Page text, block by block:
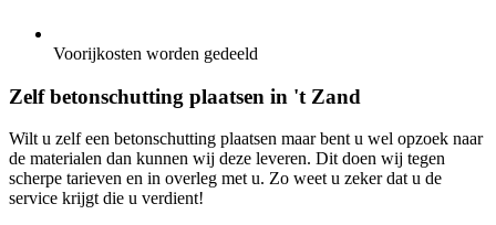
Voorijkosten worden gedeeld
Zelf betonschutting plaatsen in 't Zand
Wilt u zelf een betonschutting plaatsen maar bent u wel opzoek naar
de materialen dan kunnen wij deze leveren. Dit doen wij tegen
scherpe tarieven en in overleg met u. Zo weet u zeker dat u de
service krijgt die u verdient!